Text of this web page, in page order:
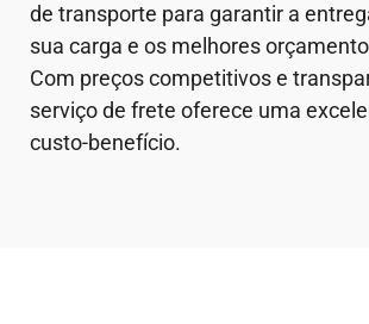
de transporte para garantir a
sua carga e os melhores
Com preços competitivos e
serviço de frete oferece uma
custo-benefício.